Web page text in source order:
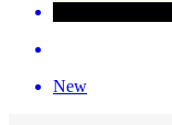
New